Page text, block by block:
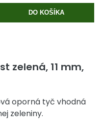
DO KOŠÍKA
zelená, 11 mm,
oporná tyč vhodná
zeleniny.